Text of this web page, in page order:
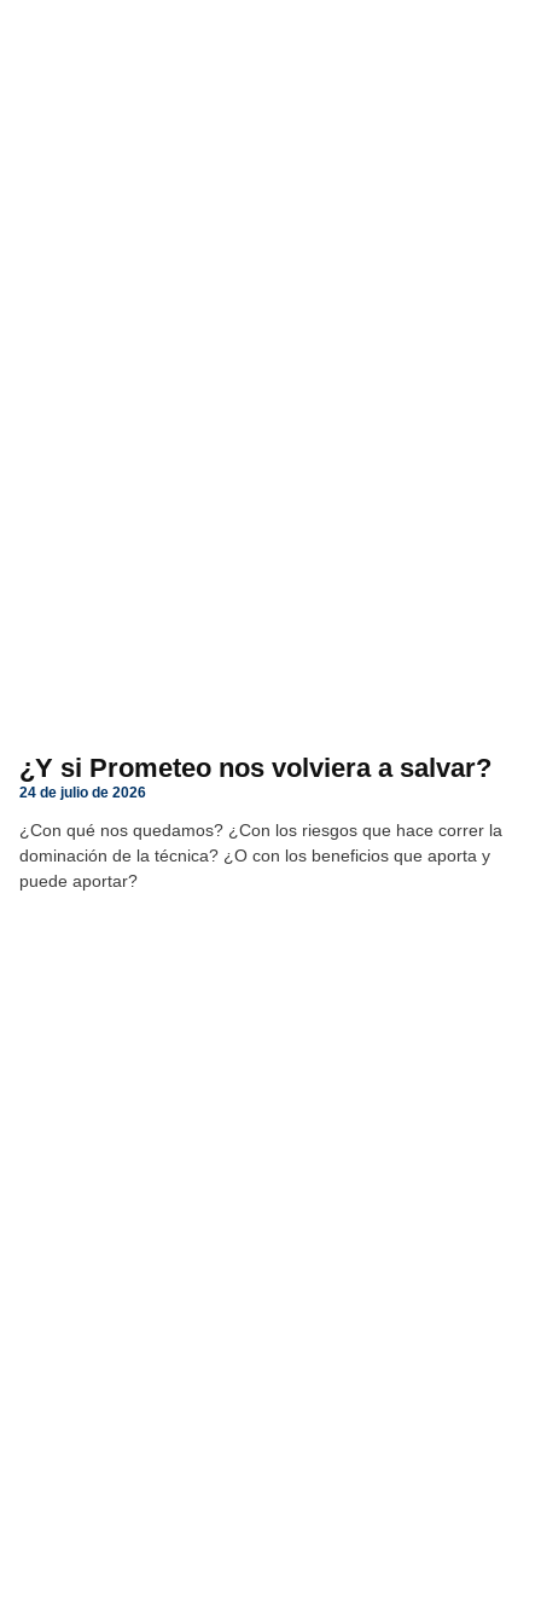
¿Y si Prometeo nos volviera a salvar?
24 de julio de 2026
¿Con qué nos quedamos? ¿Con los riesgos que hace correr la
dominación de la técnica? ¿O con los beneficios que aporta y
puede aportar?